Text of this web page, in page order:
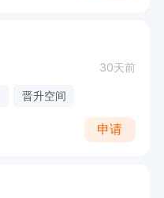
30天前
晋升空间
申请